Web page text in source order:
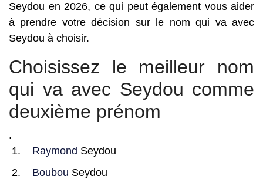
Seydou en 2026, ce qui peut également vous aider
à prendre votre décision sur le nom qui va avec
Seydou à choisir.
Choisissez le meilleur nom
qui va avec Seydou comme
deuxième prénom
.
Raymond Seydou
Boubou Seydou